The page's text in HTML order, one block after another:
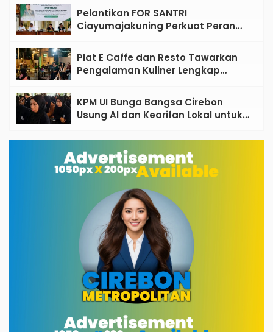
Sekadar Wacana
Pelantikan FOR SANTRI
Ciayumajakuning Perkuat Peran
Umat
Plat E Caffe dan Resto Tawarkan
Pengalaman Kuliner Lengkap
Cirebon
KPM UI Bunga Bangsa Cirebon
Usung AI dan Kearifan Lokal untuk
Mahasiswa Diterjunkan ke 33 Desa